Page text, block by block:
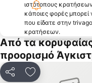
ιστότοπους
κάποιες φορές μπορεί
που είδατε στην
κρατήσεων.
Από τα
προορισμό
ΚοινοποίησηΠροσθήκη στα